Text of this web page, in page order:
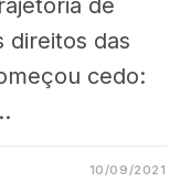
direitos das
cedo:
10/09/2021